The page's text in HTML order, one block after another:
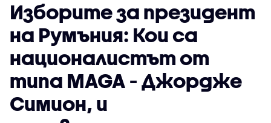
Изборите за президент
на Румъния: Кои са
националистът от
типа MAGA - Джордже
Симион, и